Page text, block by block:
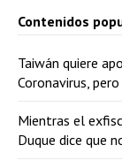
Contenidos
Taiwán quiere
Coronavirus,
Mientras el
Duque dice que